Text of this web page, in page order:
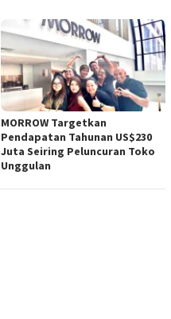
MORROW Targetkan
Pendapatan Tahunan US$230
Juta Seiring Peluncuran Toko
Unggulan